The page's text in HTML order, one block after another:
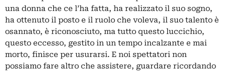
una donna che ce l’ha fatta, ha realizzato il suo sogno,
ha ottenuto il posto e il ruolo che voleva, il suo talento è
osannato, è riconosciuto, ma tutto questo luccichio,
questo eccesso, gestito in un tempo incalzante e mai
morto, finisce per usurarsi. E noi spettatori non
possiamo fare altro che assistere, guardare ricordando